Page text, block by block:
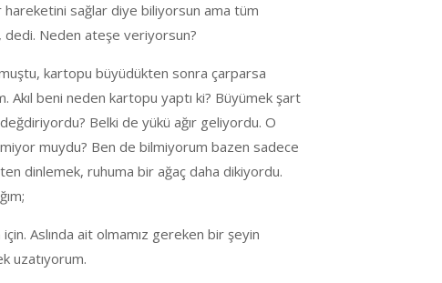
hareketini sağlar diye biliyorsun ama tüm
dedi. Neden ateşe veriyorsun?
kartopu büyüdükten sonra çarparsa
Akıl beni neden kartopu yaptı ki? Büyümek şart
Belki de yükü ağır geliyordu. O
muydu? Ben de bilmiyorum bazen sadece
dinlemek, ruhuma bir ağaç daha dikiyordu.
Aslında ait olmamız gereken bir şeyin
uzatıyorum.